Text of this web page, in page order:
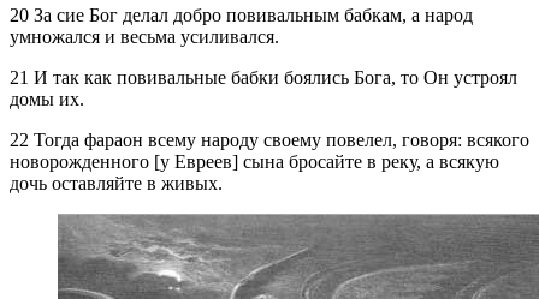
20 За сие Бог делал добро повивальным бабкам, а народ
умножался и весьма усиливался.
21 И так как повивальные бабки боялись Бога, то Он устроял
домы их.
22 Тогда фараон всему народу своему повелел, говоря: всякого
новорожденного [у Евреев] сына бросайте в реку, а всякую
дочь оставляйте в живых.